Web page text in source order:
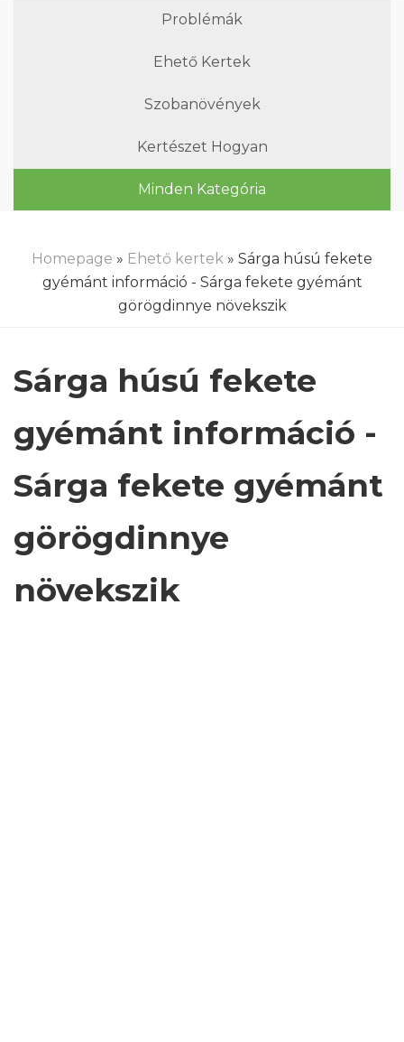
Problémák
Ehető Kertek
Szobanövények
Kertészet Hogyan
Minden Kategória
Homepage » Ehető kertek » Sárga húsú fekete
gyémánt információ - Sárga fekete gyémánt
görögdinnye növekszik
Sárga húsú fekete
gyémánt információ -
Sárga fekete gyémánt
görögdinnye
növekszik